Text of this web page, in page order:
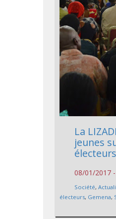
La
jeunes
08/01/2017
Société,
électeurs, Gemena,